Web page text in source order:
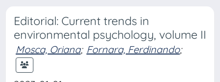
Editorial: Current trends in
environmental psychology, volume II
Mosca, Oriana; Fornara, Ferdinando;